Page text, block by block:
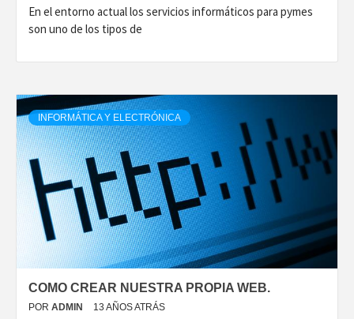
En el entorno actual los servicios informáticos para pymes
son uno de los tipos de
INFORMÁTICA Y ELECTRÓNICA
COMO CREAR NUESTRA PROPIA WEB.
POR ADMIN 13 AÑOS ATRÁS